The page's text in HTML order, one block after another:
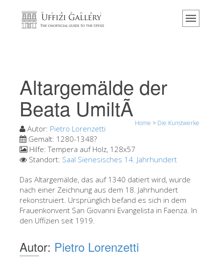
Home
Veranstaltungen & Ausstellungen
Besucher Bewertungen
Die Uffizien entdecken
Jetzt buchen
Virtuelle Tour
Die Kunstwerke
Die Säle
Neuen Säle
Altargemälde der
Beata UmiltÃ
Home > Die Kunstwerke
Autor: Pietro Lorenzetti
Gemalt: 1280-1348?
Hilfe:Tempera auf Holz, 128x57
Standort: Saal Sienesisches 14. Jahrhundert
Das Altargemälde, das auf 1340 datiert wird, wurde
nach einer Zeichnung aus dem 18. Jahrhundert
rekonstruiert. Ursprünglich befand es sich in dem
Frauenkonvent San Giovanni Evangelista in Faenza. In
den Uffizien seit 1919.
Autor: Pietro Lorenzetti